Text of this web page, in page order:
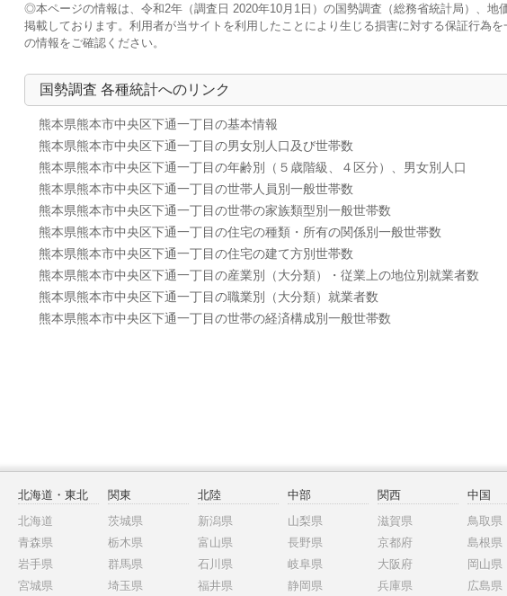
◎本ページの情報は、令和2年（調査日 2020年10月1日）の国勢調査（総務省統計局）、
掲載しております。利用者が当サイトを利用したことにより生じる損害に対する保証行為
の情報をご確認ください。
国勢調査 各種統計へのリンク
熊本県熊本市中央区下通一丁目の基本情報
熊本県熊本市中央区下通一丁目の男女別人口及び世帯数
熊本県熊本市中央区下通一丁目の年齢別（５歳階級、４区分）、男女別人口
熊本県熊本市中央区下通一丁目の世帯人員別一般世帯数
熊本県熊本市中央区下通一丁目の世帯の家族類型別一般世帯数
熊本県熊本市中央区下通一丁目の住宅の種類・所有の関係別一般世帯数
熊本県熊本市中央区下通一丁目の住宅の建て方別世帯数
熊本県熊本市中央区下通一丁目の産業別（大分類）・従業上の地位別就業者数
熊本県熊本市中央区下通一丁目の職業別（大分類）就業者数
熊本県熊本市中央区下通一丁目の世帯の経済構成別一般世帯数
北海道・東北
北海道
青森県
岩手県
宮城県
関東
茨城県
栃木県
群馬県
埼玉県
北陸
新潟県
富山県
石川県
福井県
中部
山梨県
長野県
岐阜県
静岡県
関西
滋賀県
京都府
大阪府
兵庫県
中国
鳥取県
島根県
岡山県
広島県